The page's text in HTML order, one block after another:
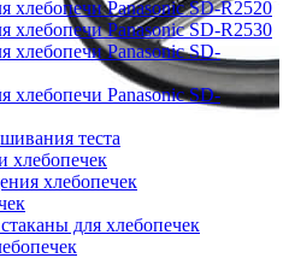
хлебопечи Panasonic SD-R2520
хлебопечи Panasonic SD-R2530
хлебопечи Panasonic SD-
хлебопечи Panasonic SD-
теста
хлебопечек
хлебопечек
для хлебопечек